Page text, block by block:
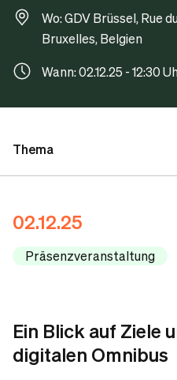
Wo: GDV Brüssel, Rue
Bruxelles, Belgien
Wann: 02.12.25 - 12:30
Thema
Ansprechpartner
02.12.25
Präsenzveranstaltung
Ein Blick auf Ziele
digitalen Omnibus